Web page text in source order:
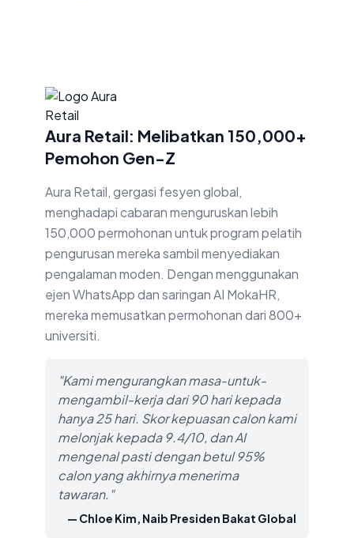
Aura Retail: Melibatkan 150,000+
Pemohon Gen-Z
Aura Retail, gergasi fesyen global,
menghadapi cabaran menguruskan lebih
150,000 permohonan untuk program pelatih
pengurusan mereka sambil menyediakan
pengalaman moden. Dengan menggunakan
ejen WhatsApp dan saringan AI MokaHR,
mereka memusatkan permohonan dari 800+
universiti.
"Kami mengurangkan masa-untuk-
mengambil-kerja dari 90 hari kepada
hanya 25 hari. Skor kepuasan calon kami
melonjak kepada 9.4/10, dan AI
mengenal pasti dengan betul 95%
calon yang akhirnya menerima
tawaran."
— Chloe Kim, Naib Presiden Bakat Global